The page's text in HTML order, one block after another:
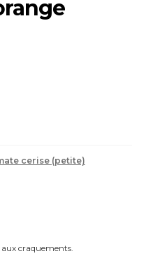
cerise (petite)
craquements.